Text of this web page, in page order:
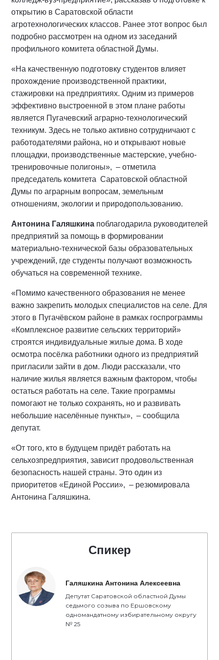
открытию в Саратовской области
агротехнологических классов. Ранее этот вопрос был
подробно рассмотрен на одном из заседаний
профильного комитета областной Думы.
«На качественную подготовку студентов влияет
прохождение производственной практики,
стажировки на предприятиях. Одним из примеров
эффективно выстроенной в этом плане работы
является Пугачевский аграрно-технологический
техникум. Здесь не только активно сотрудничают с
работодателями района, но и открывают новые
площадки, производственные мастерские, учебно-
тренировочные полигоны», – отметила
председатель комитета Саратовской областной
Думы по аграрным вопросам, земельным
отношениям, экологии и природопользованию.
Антонина Галяшкина поблагодарила руководителей
предприятий за помощь в формировании
материально-технической базы образовательных
учреждений, где студенты получают возможность
обучаться на современной технике.
«Помимо качественного образования не менее
важно закрепить молодых специалистов на селе. Для
этого в Пугачёвском районе в рамках госпрограммы
«Комплексное развитие сельских территорий»
строятся индивидуальные жилые дома. В ходе
осмотра посёлка работники одного из предприятий
пригласили зайти в дом. Люди рассказали, что
наличие жилья является важным фактором, чтобы
остаться работать на селе. Такие программы
помогают не только сохранять, но и развивать
небольшие населённые пункты», – сообщила
депутат.
«От того, кто в будущем придёт работать на
сельхозпредприятия, зависит продовольственная
безопасность нашей страны. Это один из
приоритетов «Единой России», – резюмировала
Антонина Галяшкина.
Спикер
Галяшкина Антонина Алексеевна
Депутат Саратовской областной Думы
седьмого созыва по Ершовскому
одномандатному избирательному округу
№ 25